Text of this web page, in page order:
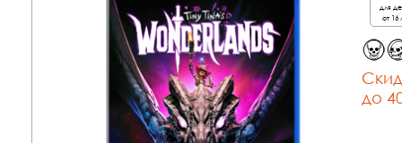
для
от 16
до